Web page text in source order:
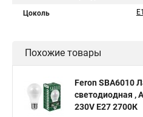
Цоколь
Похожие товары
Feron SBA6010
светодиодная ,
230V E27 2700К